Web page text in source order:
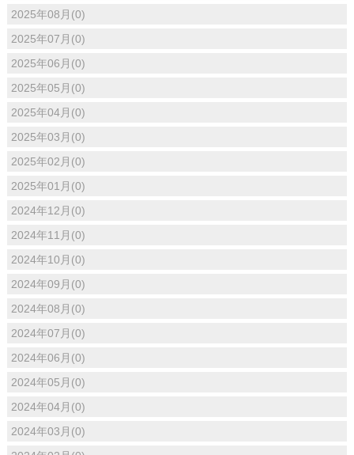
2025年08月(0)
2025年07月(0)
2025年06月(0)
2025年05月(0)
2025年04月(0)
2025年03月(0)
2025年02月(0)
2025年01月(0)
2024年12月(0)
2024年11月(0)
2024年10月(0)
2024年09月(0)
2024年08月(0)
2024年07月(0)
2024年06月(0)
2024年05月(0)
2024年04月(0)
2024年03月(0)